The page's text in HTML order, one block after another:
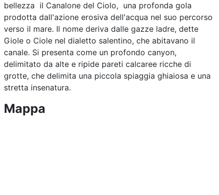
bellezza il Canalone del Ciolo, una profonda gola
prodotta dall'azione erosiva dell'acqua nel suo percorso
verso il mare. Il nome deriva dalle gazze ladre, dette
Giole o Ciole nel dialetto salentino, che abitavano il
canale. Si presenta come un profondo canyon,
delimitato da alte e ripide pareti calcaree ricche di
grotte, che delimita una piccola spiaggia ghiaiosa e una
stretta insenatura.
Mappa